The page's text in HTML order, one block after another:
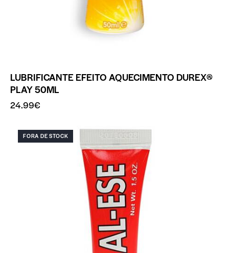
LUBRIFICANTE EFEITO AQUECIMENTO DUREX®
PLAY 50ML
24.99€
FORA DE STOCK